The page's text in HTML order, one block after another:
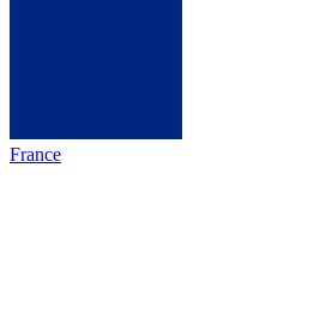
France